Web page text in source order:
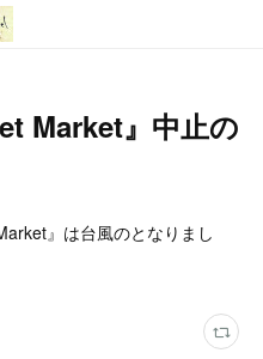
Market』中止の
』は台風のとなりまし